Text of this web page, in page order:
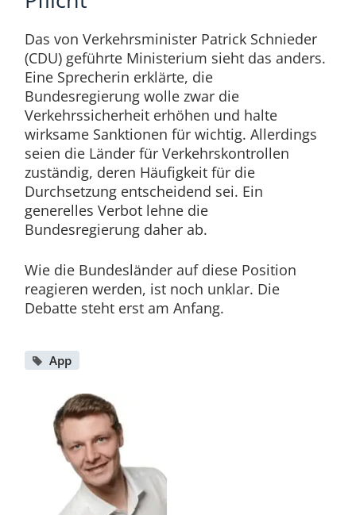
Das von Verkehrsminister Patrick Schnieder
(CDU) geführte Ministerium sieht das anders.
Eine Sprecherin erklärte, die
Bundesregierung wolle zwar die
Verkehrssicherheit erhöhen und halte
wirksame Sanktionen für wichtig. Allerdings
seien die Länder für Verkehrskontrollen
zuständig, deren Häufigkeit für die
Durchsetzung entscheidend sei. Ein
generelles Verbot lehne die
Bundesregierung daher ab.
Wie die Bundesländer auf diese Position
reagieren werden, ist noch unklar. Die
Debatte steht erst am Anfang.
App